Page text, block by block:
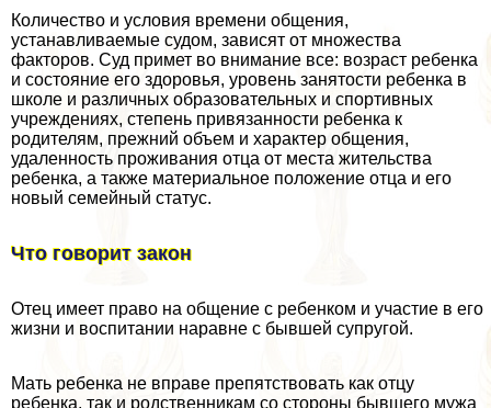
Количество и условия времени общения,
устанавливаемые судом, зависят от множества
факторов. Суд примет во внимание все: возраст ребенка
и состояние его здоровья, уровень занятости ребенка в
школе и различных образовательных и спортивных
учреждениях, степень привязанности ребенка к
родителям, прежний объем и хаpaктер общения,
удаленность проживания отца от места жительства
ребенка, а также материальное положение отца и его
новый семейный статус.
Что говорит закон
Отец имеет право на общение с ребенком и участие в его
жизни и воспитании наравне с бывшей супругой.
Мать ребенка не вправе препятствовать как отцу
ребенка, так и родственникам со стороны бывшего мужа